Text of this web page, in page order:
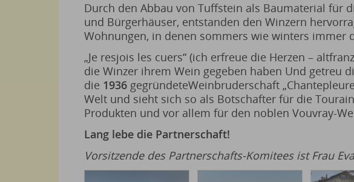
Durch den Abbau von Tuffstein als Baumaterial für
und Bürgerhäuser, entstanden den Winzern
Wohnungen, in denen sommers wie winters immer
„Je resjois les cuers“ (ich erfreue die Herzen –
die Winzer ihrem Wein gegeben haben Und getreu
die 1936 gegründeteWeinbruderschaft
Welt und sieht sich so als Botschafter für die
Produkten und vor allem für den noblen Vouvray-
Lang lebe die Partnerschaft!
Vorsitzende des Partnerschafts-Komitees ist Frau